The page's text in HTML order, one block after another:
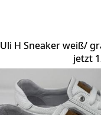
Uli H Sneaker weiß/
jetzt